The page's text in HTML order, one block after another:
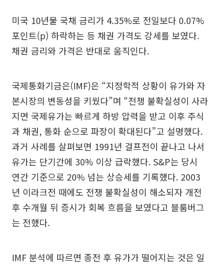
미국 10년물 국채 금리가 4.35%로 전일보다 0.07%
포인트(p) 하락하는 등 채권 가격도 강세를 보였다.
채권 금리와 가격은 반대로 움직인다.
국제통화기금은(IMF)은 “지정학적 상황이 유가와 자
본시장의 변동성을 키웠다”며 “전쟁 불확실성이 사라
지면 국제유가는 빠르게 하방 압력을 받고 이후 주식
과 채권, 통화 순으로 파장이 확대된다”고 설명했다.
과거 사례를 살펴보면 1991년 걸프전이 끝나고 나서
유가는 단기간에 30% 이상 급락했다. S&P는 당시
연간 기준으로 20% 넘는 상승세를 기록했다. 2003
년 이라크전 때에도 전쟁 불확실성이 해소되자 개전
후 수개월 뒤 증시가 회복 흐름을 보였다고 블룸버그
는 전했다.
IMF 분석에 따르면 종전 후 유가가 떨어지는 것은 일